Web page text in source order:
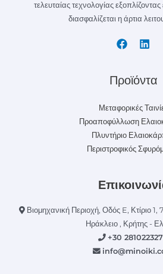
τελευταίας τεχνολογίας
διασφαλίζεται η άρτια
Προϊόντα
Μεταφορικές
Προαποφύλλωση
Πλυντήριο
Περιστροφικός
Βιομηχανική Περιοχή, Οδός E, Κτίριο
Ηράκλειο , Κρήτης -
+30